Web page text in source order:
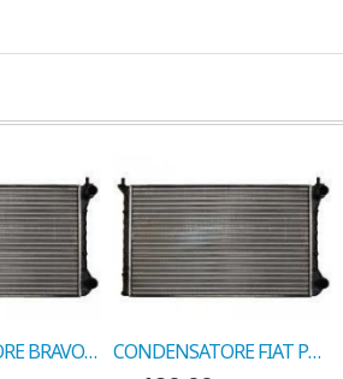
CONDENSATORE BRAVO/A-MAREA 1.2 16V COD.MARELLI 350203151000 CONDENSATORE FIAT PUNTO TD ORIGINALE COD. KLIMAX 07275